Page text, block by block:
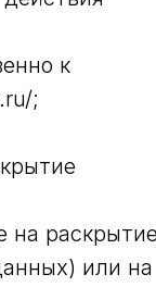
к
;
на раскрытие
или на